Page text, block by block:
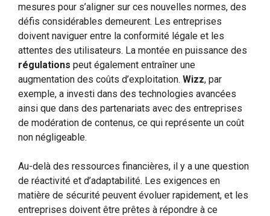
mesures pour s’aligner sur ces nouvelles normes, des
défis considérables demeurent. Les entreprises
doivent naviguer entre la conformité légale et les
attentes des utilisateurs. La montée en puissance des
régulations peut également entraîner une
augmentation des coûts d’exploitation. Wizz, par
exemple, a investi dans des technologies avancées
ainsi que dans des partenariats avec des entreprises
de modération de contenus, ce qui représente un coût
non négligeable.
Au-delà des ressources financières, il y a une question
de réactivité et d’adaptabilité. Les exigences en
matière de sécurité peuvent évoluer rapidement, et les
entreprises doivent être prêtes à répondre à ce